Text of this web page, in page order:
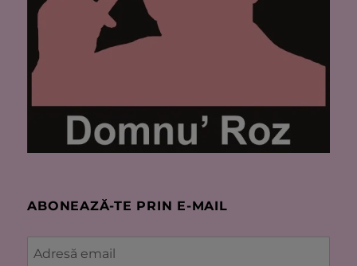
ABONEAZĂ-TE PRIN E-MAIL
Adresă